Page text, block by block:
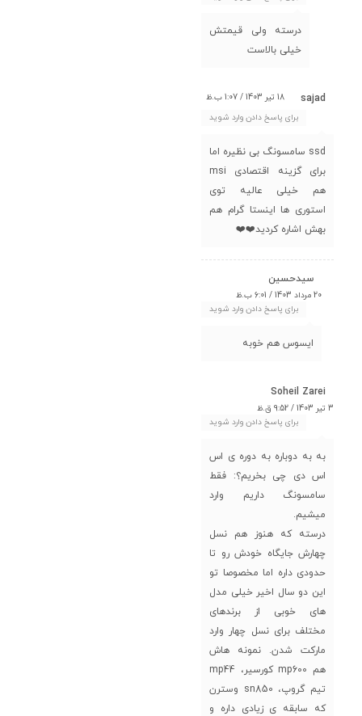
درسته ولی قیمتش
خیلی بالاست
sajad
18 تیر 1403 / 1:07 ب.ظ
برای پاسخ دادن وارد شوید
ssd سامسونگ بی نظیره اما
برای گزینه اقتصادی msi
هم خیلی عالیه توی
استوری ها اینستا گرام هم
بهش اشاره کردید❤️❤️
سیدحسین
20 مرداد 1403 / 6:01 ب.ظ
برای پاسخ دادن وارد شوید
ایسوس هم خوبه
Soheil Zarei
3 تیر 1403 / 9:52 ق.ظ
برای پاسخ دادن وارد شوید
به به دوباره به دوره ی اس
اس دی چی بخریم؟: فقط
سامسونگ داریم وارد
میشیم.
درسته که هنوز هم نسل
چهارش جایگاه خودش رو تا
حدودی داره اما مخصوصا تو
این دو سال اخیر خیلی مدل
های خوبی از برندهای
مختلف برای نسل چهار وارد
مارکت شدن. نمونه هاش
هم mp600 کورسیر، mp44
تیم گروپ، sn850 وسترن
که سابقه ی زیادی داره و